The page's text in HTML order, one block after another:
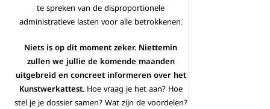
te spreken van de disproportionele
administratieve lasten voor alle betrokkenen.
Niets is op dit moment zeker. Niettemin
zullen we jullie de komende maanden
uitgebreid en concreet informeren over het
Kunstwerkattest.Hoe vraag je het aan? Hoe
stel je je dossier samen? Wat zijn de voordelen?